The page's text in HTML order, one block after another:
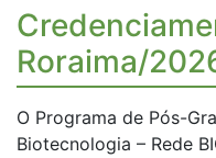
Roraima/
O Programa de Pós-
Biotecnologia – Rede